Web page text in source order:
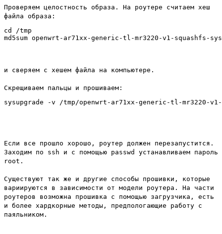
Проверяем целостность образа. На роутере считаем хеш
файла образа:
cd /tmp
и сверяем с хешем файла на компьютере.
Скрещиваем пальцы и прошиваем:
Если все прошло хорошо, роутер должен перезапустится.
Заходим по ssh и с помощью passwd устанавливаем пароль
root.
Существуют так же и другие способы прошивки, которые
вариируются в зависимости от модели роутера. На части
роутеров возможна прошивка с помощью загрузчика, есть
и более хардкорные методы, предпологающие работу с
паяльником.